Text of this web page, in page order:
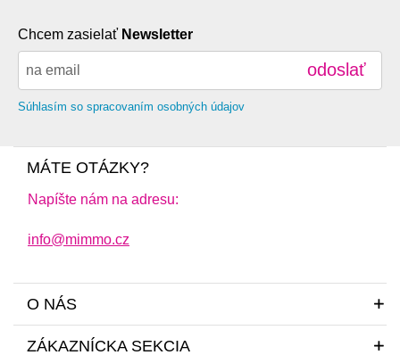
Chcem zasielať Newsletter
odoslať
Súhlasím so spracovaním osobných údajov
MÁTE OTÁZKY?
Napíšte nám na adresu:
info@mimmo.cz
O NÁS
ZÁKAZNÍCKA SEKCIA